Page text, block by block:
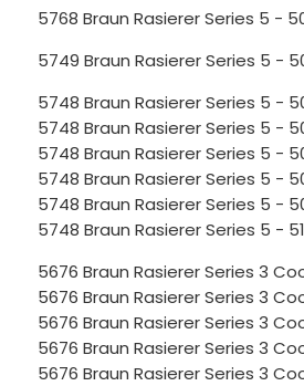
5768 Braun Rasierer Series 5 -
5749 Braun Rasierer Series 5 -
5748 Braun Rasierer Series 5 -
5748 Braun Rasierer Series 5 -
5748 Braun Rasierer Series 5 -
5748 Braun Rasierer Series 5 -
5748 Braun Rasierer Series 5 -
5748 Braun Rasierer Series 5 -
5676 Braun Rasierer Series 3
5676 Braun Rasierer Series 3
5676 Braun Rasierer Series 3
5676 Braun Rasierer Series 3
5676 Braun Rasierer Series 3